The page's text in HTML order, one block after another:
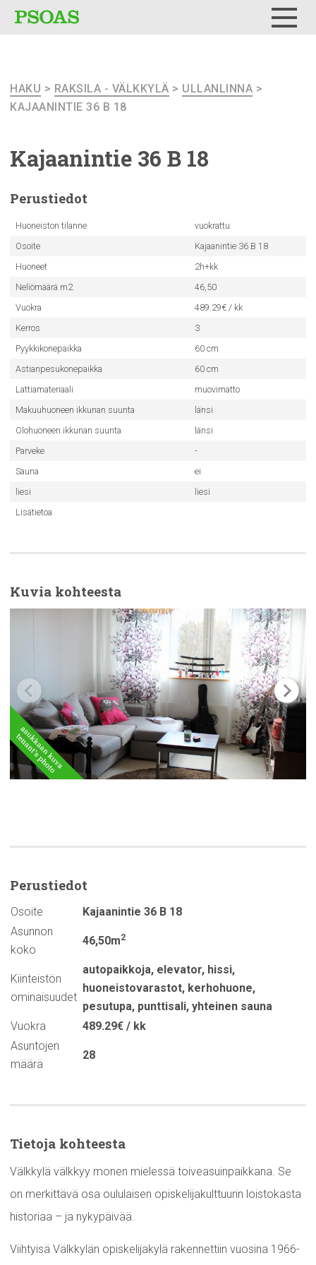
HAKU > RAKSILA - VÄLKKYLÄ > ULLANLINNA >
KAJAANINTIE 36 B 18
Kajaanintie 36 B 18
Perustiedot
Huoneiston tilanne
vuokrattu
Osoite
Kajaanintie 36 B 18
Huoneet
2h+kk
Neliömäärä m2
46,50
Vuokra
489.29€ / kk
Kerros
3
Pyykkikonepaikka
60 cm
Astianpesukonepaikka
60 cm
Lattiamateriaali
muovimatto
Makuuhuoneen ikkunan suunta
länsi
Olohuoneen ikkunan suunta
länsi
Parveke
-
Sauna
ei
liesi
liesi
Lisätietoa
Kuvia kohteesta
Perustiedot
Osoite
Kajaanintie 36 B 18
Asunnon
koko
46,50m2
Kiinteistön
ominaisuudet
autopaikkoja, elevator, hissi,
huoneistovarastot, kerhohuone,
pesutupa, punttisali, yhteinen sauna
Vuokra
489.29€ / kk
Asuntojen
määrä
28
Tietoja kohteesta
Välkkylä välkkyy monen mielessä toiveasuinpaikkana. Se
on merkittävä osa oululaisen opiskelijakulttuurin loistokasta
historiaa – ja nykypäivää.
Viihtyisä Välkkylän opiskelijakylä rakennettiin vuosina 1966-